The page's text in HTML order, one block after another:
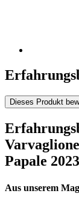
Dieses Produkt
Papale
Aus unserem